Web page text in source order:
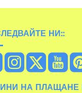
НИ::
НА ПЛАЩАНЕ